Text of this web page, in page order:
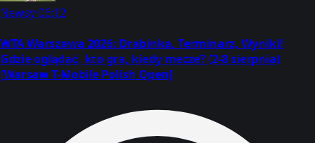
Newsy06:12
WTA Warszawa 2026: Drabinka, Terminarz, Wyniki!
Gdzie oglądać, kto gra, kiedy mecze? (2-8 sierpnia)
[Warsaw T-Mobile Polish Open]